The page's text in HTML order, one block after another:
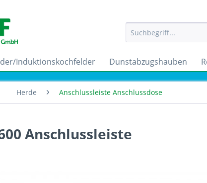
Induktionskochfelder Dunstabzugshauben
Herde Anschlussleiste Anschlussdose
Anschlussleiste